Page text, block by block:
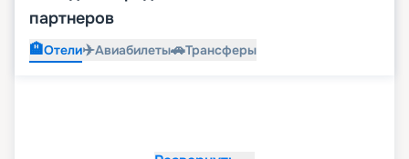
партнеров
🏨Отели✈️Авиабилеты🚗Трансферы